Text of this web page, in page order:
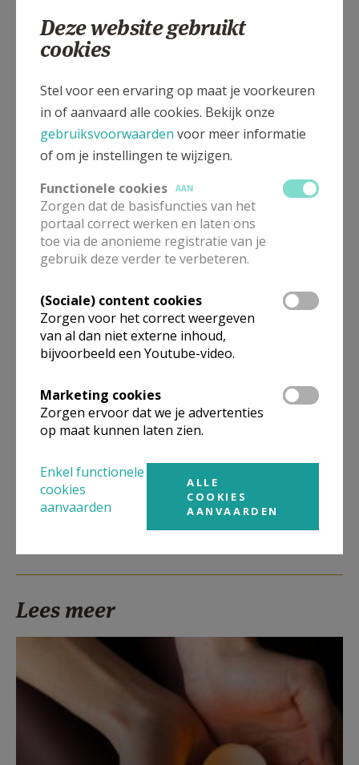
Naamopgave vormelingen 2016
Gepubliceerd door
Pastorale Eenheid H. Paulus Diepenbeek
Meer
Artikel
Lees meer
Deze website gebruikt
cookies
Stel voor een ervaring op maat je voorkeuren
in of aanvaard alle cookies. Bekijk onze
gebruiksvoorwaarden voor meer informatie
of om je instellingen te wijzigen.
Functionele cookies
AAN
Zorgen dat de basisfuncties van het
portaal correct werken en laten ons
toe via de anonieme registratie van je
gebruik deze verder te verbeteren.
(Sociale) content cookies
Zorgen voor het correct weergeven
van al dan niet externe inhoud,
bijvoorbeeld een Youtube-video.
Marketing cookies
Zorgen ervoor dat we je advertenties
op maat kunnen laten zien.
Enkel functionele
cookies
aanvaarden
ALLE
COOKIES
AANVAARDEN